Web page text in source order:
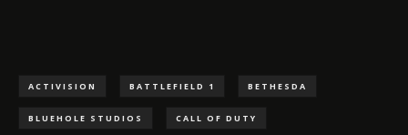
ACTIVISION BATTLEFIELD 1 BETHESDA
BLUEHOLE STUDIOS CALL OF DUTY